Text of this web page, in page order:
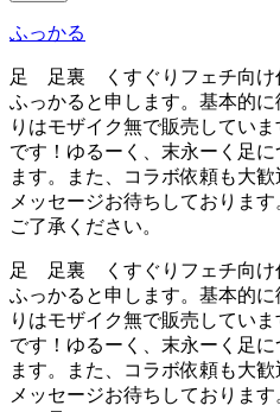
ふっかる
足 足裏 くすぐりフェチ向け
ふっかると申します。基本的
りはモザイク無で販売してい
です！ゆるーく、末永ーく足
ます。また、コラボ依頼も大
メッセージお待ちしておりま
ご了承ください。
足 足裏 くすぐりフェチ向け
ふっかると申します。基本的
りはモザイク無で販売してい
です！ゆるーく、末永ーく足
ます。また、コラボ依頼も大
メッセージお待ちしておりま